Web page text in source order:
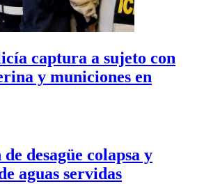
captura a sujeto con
y municiones en
desagüe colapsa y
aguas servidas